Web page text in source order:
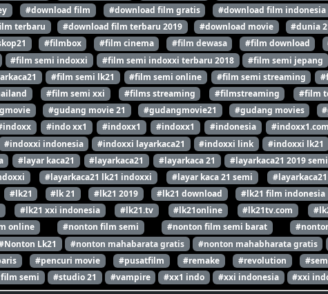
#download film #download film gratis #download film indonesia
terbaru #download film terbaru 2019 #download movie #dunia
#filmbox #film cinema #film dewasa #film download
#film semi indoxxi #film semi indoxxi terbaru 2018 #film semi jepang
#film semi lk21 #film semi online #film semi streaming
#film semi xxi #films streaming #filmstreaming #film
#gudang movie 21 #gudangmovie21 #gudang movies
#indo xx1 #indoxx1 #indoxx1 #indonesia #indoxx1.com
#indoxxi indonesia #indoxxi layarkaca21 #indoxxi link #indoxxi lk21
#layar kaca21 #layarkaca21 #layarkaca 21 #layarkaca21 2019 semi
#layarkaca21 lk21 indoxxi #layar kaca 21 semi
#lk21 #lk 21 #lk21 2019 #lk21 download #lk21 film indonesia
#lk21 xxi indonesia #lk21.tv #lk21online #lk21tv.com
online #nonton film semi #nonton film semi barat
Lk21 #nonton mahabarata gratis #nonton mahabharata gratis
#pencuri movie #pusatfilm #remake #revolution
semi #studio 21 #vampire #xx1 indo #xxi indonesia #xxi